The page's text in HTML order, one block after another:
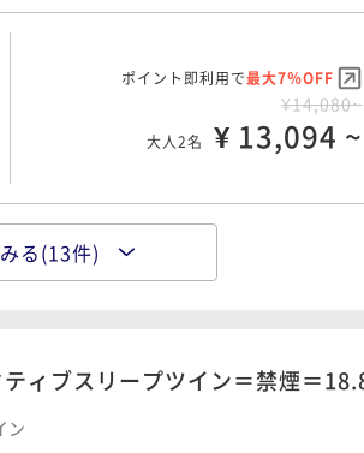
ポイント即利用で最大7％OFF
¥14,080~
大人2名 ¥ 13,094 ~
ポイント即利用で
る(13件)
ティブスリープツイン＝禁煙＝
ン